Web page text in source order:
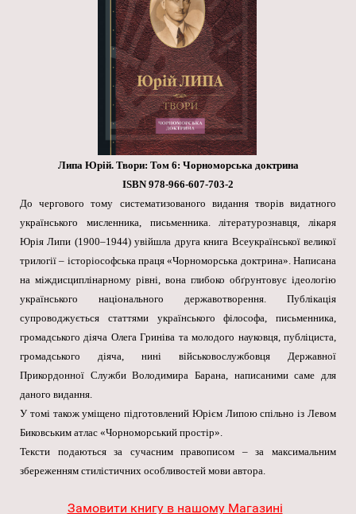
Липа Юрій. Твори: Том 6: Чорноморська доктрина
ISBN 978-966-607-703-2
До чергового тому систематизованого видання творів видатного
українського мисленника, письменника. літературознавця, лікаря
Юрія Липи (1900–1944) увійшла друга книга Всеукраїнської великої
трилогії – історіософська праця «Чорноморська доктрина». Написана
на міждисциплінарному рівні, вона глибоко обґрунтовує ідеологію
українського національного державотворення. Публікація
супроводжується статтями українського філософа, письменника,
громадського діяча Олега Гриніва та молодого науковця, публіциста,
громадського діяча, нині військовослужбовця Державної
Прикордонної Служби Володимира Барана, написаними саме для
даного видання.
У томі також уміщено підготовлений Юрієм Липою спільно із Левом
Биковським атлас «Чорноморський простір».
Тексти подаються за сучасним правописом – за максимальним
збереженням стилістичних особливостей мови автора.
Замовити книгу в нашому Магазині